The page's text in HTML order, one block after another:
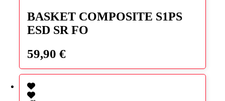
produit
a
plusieurs
Les
options
peuvent
être
choisies
sur
BASKET COMPOSITE S1PS
ESD SR FO
59,90 €